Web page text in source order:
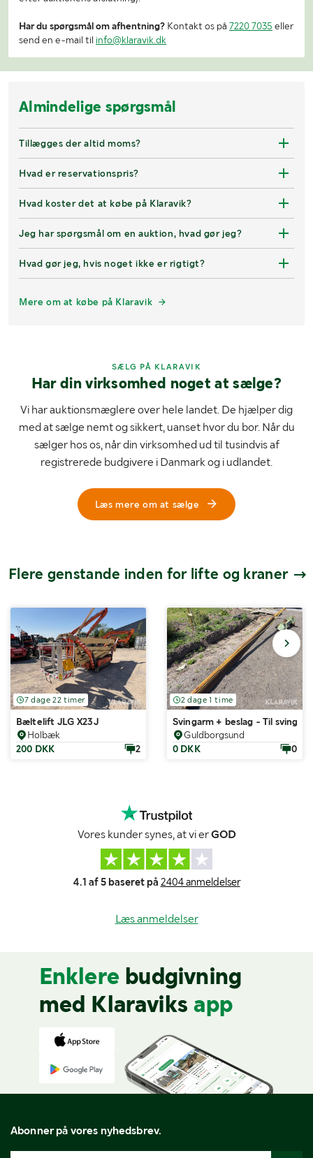
Har du spørgsmål om afhentning? Kontakt os på 7220 7035 eller
send en e-mail til info@klaravik.dk
Almindelige spørgsmål
Tillægges der altid moms?
Hvad er reservationspris?
Hvad koster det at købe på Klaravik?
Jeg har spørgsmål om en auktion, hvad gør jeg?
Hvad gør jeg, hvis noget ikke er rigtigt?
Mere om at købe på Klaravik
SÆLG PÅ KLARAVIK
Har din virksomhed noget at sælge?
Vi har auktionsmæglere over hele landet. De hjælper dig
med at sælge nemt og sikkert, uanset hvor du bor. Når du
sælger hos os, når din virksomhed ud til tusindvis af
registrerede budgivere i Danmark og i udlandet.
Læs mere om at sælge
Flere genstande inden for lifte og kraner
7 dage 22 timer
Bæltelift JLG X23J
Holbæk
200 DKK
2
2 dage 1 time
Svingarm + beslag - Til
Guldborgsund
0 DKK
0
Vores kunder synes, at vi erGOD
4.1 af 5 baseret på 2404 anmeldelser
Læs anmeldelser
Enklere budgivning
med Klaraviks app
Abonner på vores nyhedsbrev.